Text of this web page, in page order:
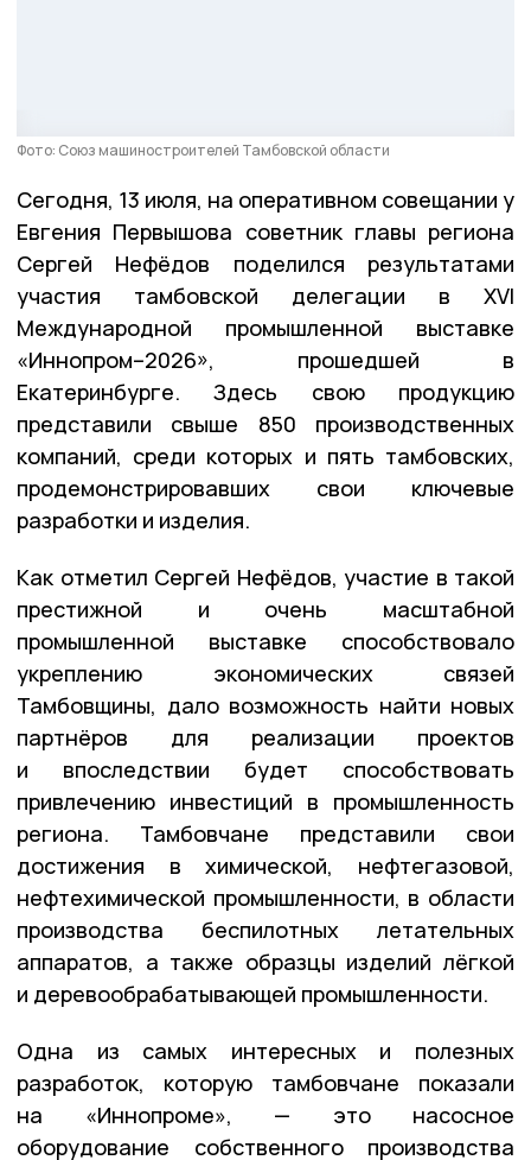
Фото: Союз машиностроителей Тамбовской области
Сегодня, 13 июля, на оперативном совещании у
Евгения Первышова советник главы региона
Сергей Нефёдов поделился результатами
участия тамбовской делегации в XVI
Международной промышленной выставке
«Иннопром–2026», прошедшей в
Екатеринбурге. Здесь свою продукцию
представили свыше 850 производственных
компаний, среди которых и пять тамбовских,
продемонстрировавших свои ключевые
разработки и изделия.
Как отметил Сергей Нефёдов, участие в такой
престижной и очень масштабной
промышленной выставке способствовало
укреплению экономических связей
Тамбовщины, дало возможность найти новых
партнёров для реализации проектов
и впоследствии будет способствовать
привлечению инвестиций в промышленность
региона. Тамбовчане представили свои
достижения в химической, нефтегазовой,
нефтехимической промышленности, в области
производства беспилотных летательных
аппаратов, а также образцы изделий лёгкой
и деревообрабатывающей промышленности.
Одна из самых интересных и полезных
разработок, которую тамбовчане показали
на «Иннопроме», — это насосное
оборудование собственного производства